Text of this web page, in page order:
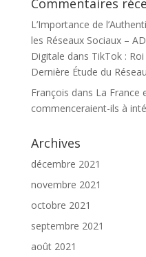
Commentaires
L’Importance de
les Réseaux Sociaux –
Digitale dans TikTok :
Dernière Étude du
François dans La France
commenceraient-ils à
Archives
décembre 2021
novembre 2021
octobre 2021
septembre 2021
août 2021